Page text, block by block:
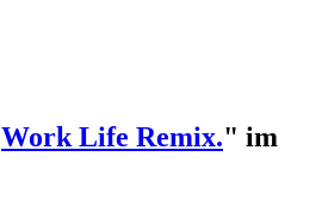
Work Life Remix." im